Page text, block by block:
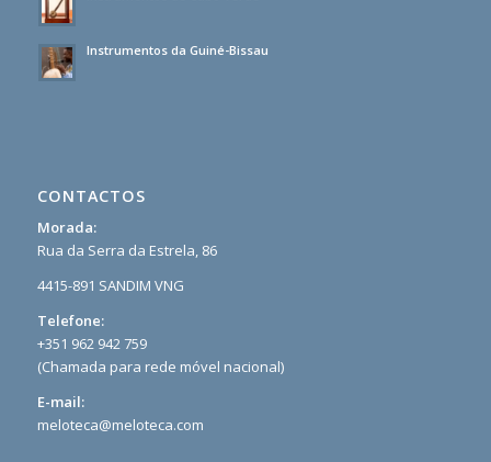
Instrumentos da Guiné-Bissau
CONTACTOS
Morada:
Rua da Serra da Estrela, 86
4415-891 SANDIM VNG
Telefone:
+351 962 942 759
(Chamada para rede móvel nacional)
E-mail:
meloteca@meloteca.com